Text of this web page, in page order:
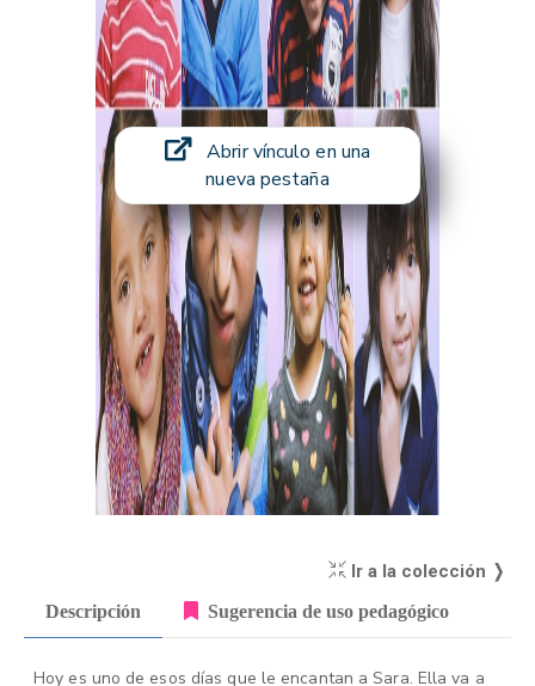
Abrir vínculo en una
nueva pestaña
Ir a la colección ❭
Descripción Sugerencia de uso pedagógico
Hoy es uno de esos días que le encantan a Sara. Ella va a